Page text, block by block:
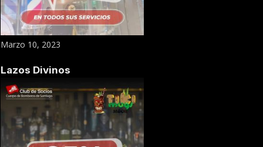
Marzo 10, 2023
Lazos Divinos